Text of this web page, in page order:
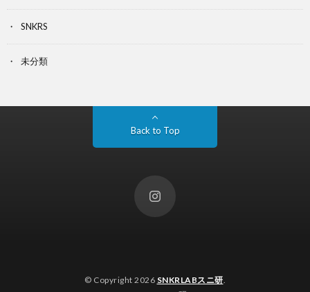
SNKRS
未分類
Back to Top
© Copyright 2026 SNKRLABスニ研.